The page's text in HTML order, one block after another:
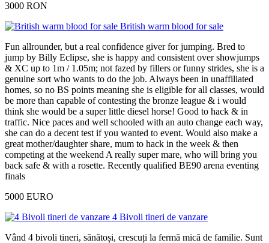
3000 RON
British warm blood for sale
Fun allrounder, but a real confidence giver for jumping. Bred to
jump by Billy Eclipse, she is happy and consistent over showjumps
& XC up to 1m / 1.05m; not fazed by fillers or funny strides, she is a
genuine sort who wants to do the job. Always been in unaffiliated
homes, so no BS points meaning she is eligible for all classes, would
be more than capable of contesting the bronze league & i would
think she would be a super little diesel horse! Good to hack & in
traffic. Nice paces and well schooled with an auto change each way,
she can do a decent test if you wanted to event. Would also make a
great mother/daughter share, mum to hack in the week & then
competing at the weekend A really super mare, who will bring you
back safe & with a rosette. Recently qualified BE90 arena eventing
finals
5000 EURO
4 Bivoli tineri de vanzare
Vând 4 bivoli tineri, sănătoși, crescuți la fermă mică de familie. Sunt